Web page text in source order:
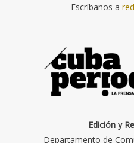
Escríbanos a
Edición y
Departamento de